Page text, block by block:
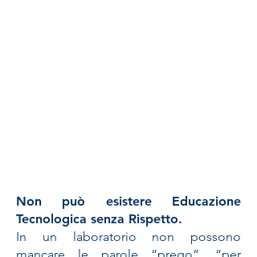
Non può esistere Educazione
Tecnologica senza Rispetto.
In un laboratorio non possono